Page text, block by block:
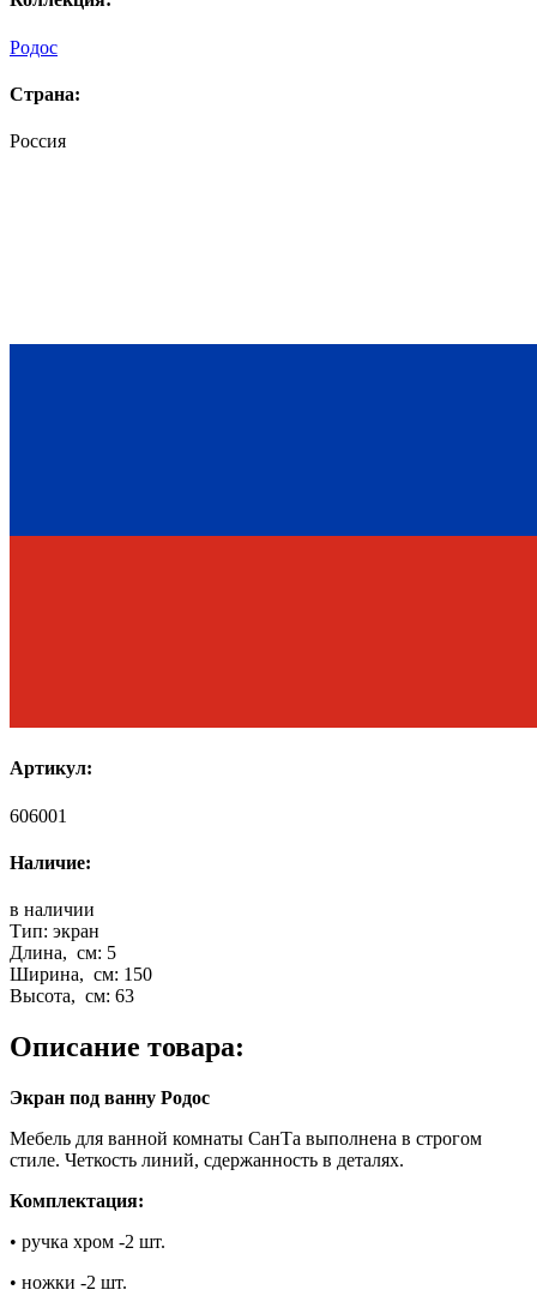
Родос
Страна:
Россия
Артикул:
606001
Наличие:
в наличии
Тип: экран
Длина, см: 5
Ширина, см: 150
Высота, см: 63
Описание товара:
Экран под ванну Родос
Мебель для ванной комнаты СанТа выполнена в строгом
стиле. Четкость линий, сдержанность в деталях.
Комплектация:
• ручка хром -2 шт.
• ножки -2 шт.